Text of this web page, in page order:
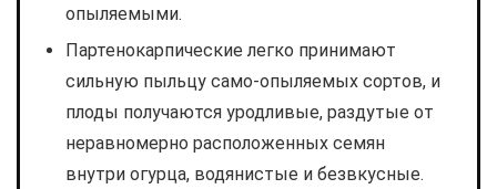
опыляемыми.
Партенокарпические легко принимают
сильную пыльцу само-опыляемых сортов, и
плоды получаются уродливые, раздутые от
неравномерно расположенных семян
внутри огурца, водянистые и безвкусные.